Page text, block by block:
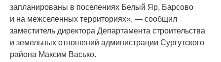
запланированы в поселениях Белый Яр, Барсово
и на межселенных территориях», — сообщил
заместитель директора Департамента строительства
и земельных отношений администрации Сургутского
района Максим Васько.